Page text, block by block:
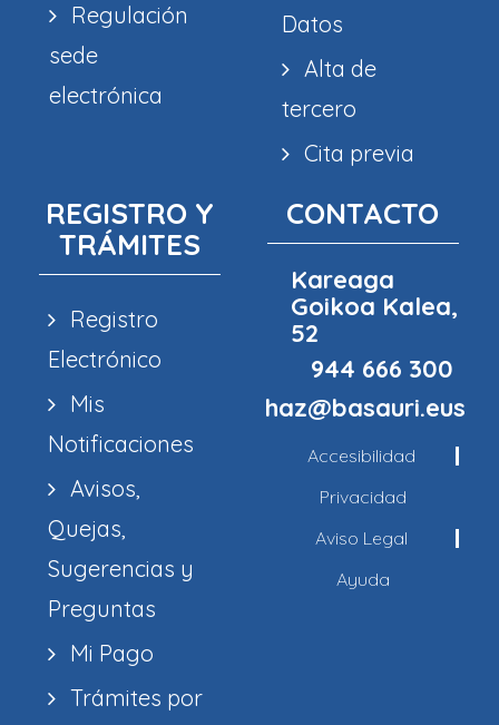
Regulación
sede
electrónica
Datos
Alta de
tercero
Cita previa
REGISTRO Y
TRÁMITES
Registro
Electrónico
Mis
Notificaciones
Avisos,
Quejas,
Sugerencias y
Preguntas
Mi Pago
Trámites por
CONTACTO
Kareaga
Goikoa Kalea,
52
944 666 300
haz@basauri.eus
Accesibilidad
Privacidad
Aviso Legal
Ayuda